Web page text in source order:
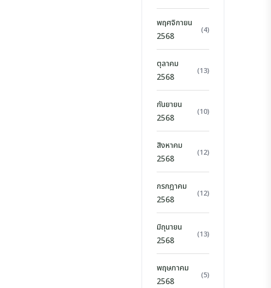
พฤศจิกายน
2568
(4)
ตุลาคม
2568
(13)
กันยายน
2568
(10)
สิงหาคม
2568
(12)
กรกฎาคม
2568
(12)
มิถุนายน
2568
(13)
พฤษภาคม
2568
(5)